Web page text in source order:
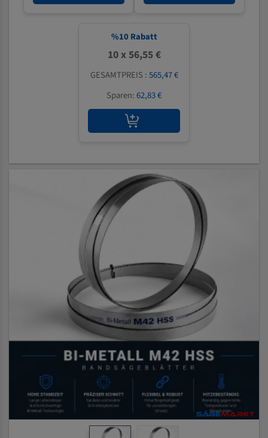
%10 Rabatt
10 x 56,55 €
GESAMTPREIS :565,47 €
Sparen:62,83 €